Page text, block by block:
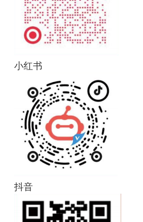
小红书
抖音